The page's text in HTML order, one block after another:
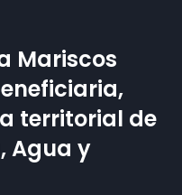
Mariscos
territorial de
Agua y